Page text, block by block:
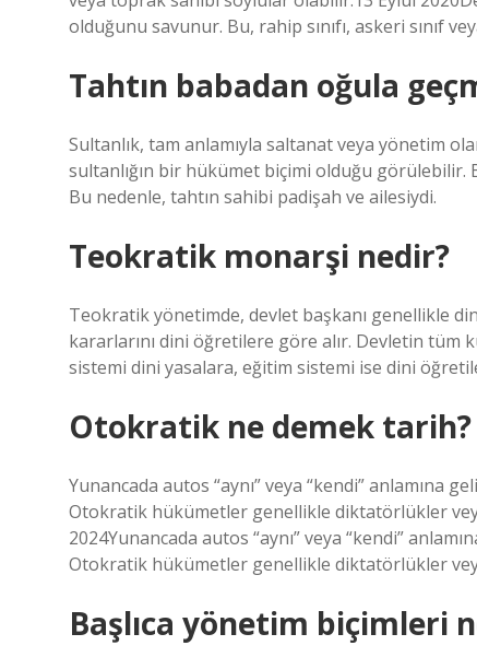
olduğunu savunur. Bu, rahip sınıfı, askeri sınıf
Tahtın babadan oğula
Sultanlık, tam anlamıyla saltanat veya yönetim
sultanlığın bir hükümet biçimi olduğu
Bu nedenle, tahtın sahibi padişah ve ailesiydi.
Teokratik monarşi nedir?
Teokratik yönetimde, devlet başkanı genellikle
kararlarını dini öğretilere göre alır. Devletin tüm
sistemi dini yasalara, eğitim sistemi ise dini
Otokratik ne demek tarih?
Yunancada autos “aynı” veya “kendi”
Otokratik hükümetler genellikle diktatörlükler
2024Yunancada autos “aynı” veya “kendi”
Otokratik hükümetler genellikle diktatörlükler
Başlıca yönetim biçimleri